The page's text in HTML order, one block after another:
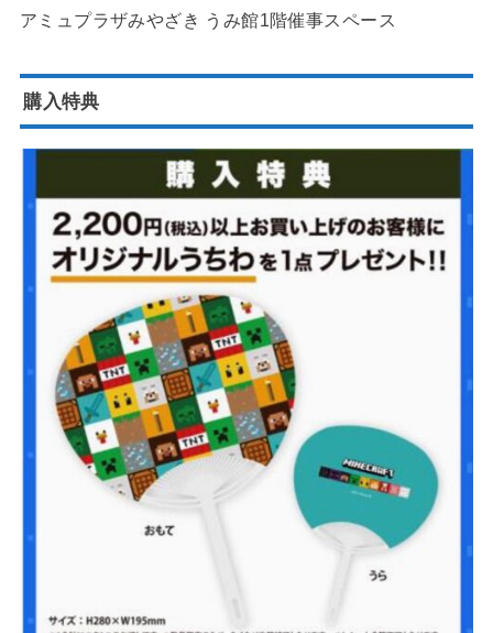
アミュプラザみやざき うみ館1階催事スペース
購入特典